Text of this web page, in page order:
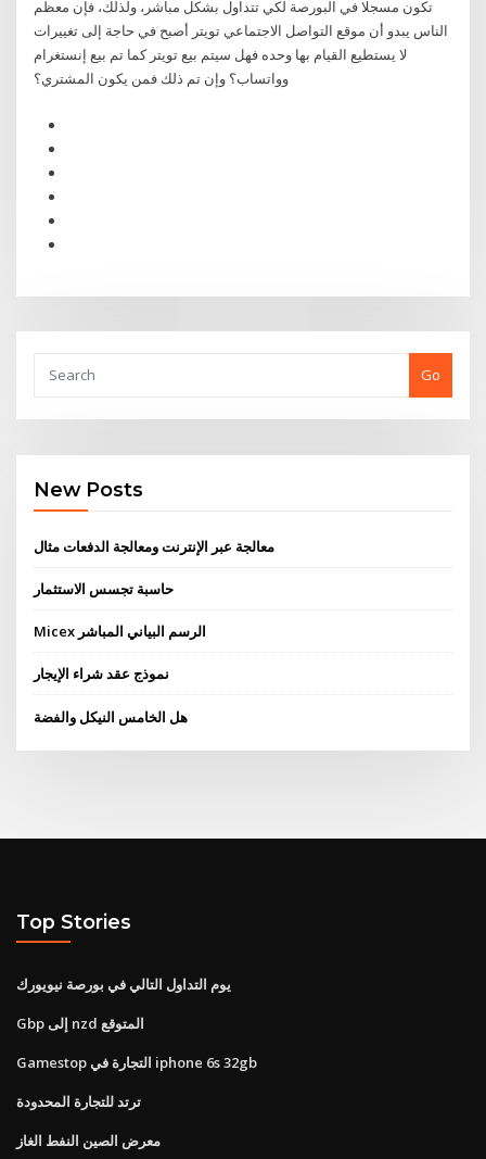
تكون مسجلا في البورصة لكي تتداول بشكل مباشر، ولذلك، فإن معظم
الناس يبدو أن موقع التواصل الاجتماعي تويتر أصبح في حاجة إلى تغييرات
لا يستطيع القيام بها وحده فهل سيتم بيع تويتر كما تم بيع إنستغرام
وواتساب؟ وإن تم ذلك فمن يكون المشتري؟
Go
New Posts
معالجة عبر الإنترنت ومعالجة الدفعات مثال
حاسبة تجسس الاستثمار
Micex الرسم البياني المباشر
نموذج عقد شراء الإيجار
هل الخامس النيكل والفضة
Top Stories
يوم التداول التالي في بورصة نيويورك
Gbp إلى nzd المتوقع
Gamestop التجارة في iphone 6s 32gb
ترتد للتجارة المحدودة
معرض الصين النفط الغاز